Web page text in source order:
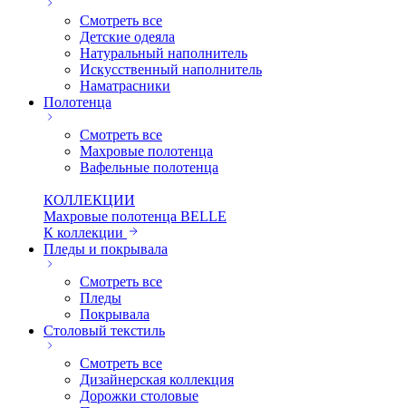
Смотреть все
Детские одеяла
Натуральный наполнитель
Искуcственный наполнитель
Наматрасники
Полотенца
Смотреть все
Махровые полотенца
Вафельные полотенца
КОЛЛЕКЦИИ
Махровые полотенца BELLE
К коллекции
Пледы и покрывала
Смотреть все
Пледы
Покрывала
Столовый текстиль
Смотреть все
Дизайнерская коллекция
Дорожки столовые